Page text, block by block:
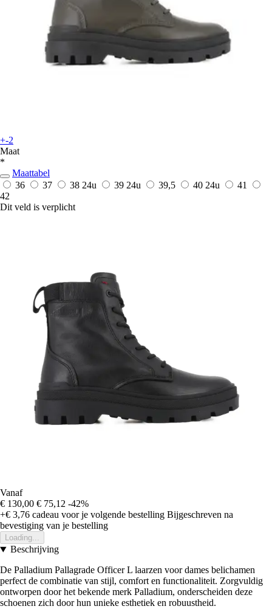
+-2
Maat
*
Maattabel
36
37 38 24u 39 24u 39,5 40 24u
41
42
Dit veld is verplicht
Vanaf
€ 130,00 € 75,12 -42%
+€ 3,76 cadeau voor je volgende bestelling Bijgeschreven na
bevestiging van je bestelling
Loading...
Beschrijving
De Palladium Pallagrade Officer L laarzen voor dames belichamen
perfect de combinatie van stijl, comfort en functionaliteit. Zorgvuldig
ontworpen door het bekende merk Palladium, onderscheiden deze
schoenen zich door hun unieke esthetiek en robuustheid.